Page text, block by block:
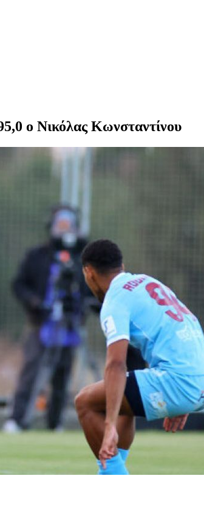
ο Νικόλας Κωνσταντίνου